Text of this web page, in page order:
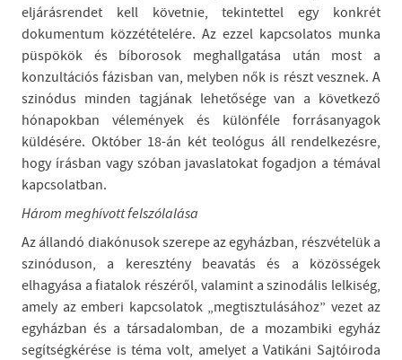
eljárásrendet kell követnie, tekintettel egy konkrét
dokumentum közzétételére. Az ezzel kapcsolatos munka
püspökök és bíborosok meghallgatása után most a
konzultációs fázisban van, melyben nők is részt vesznek. A
szinódus minden tagjának lehetősége van a következő
hónapokban vélemények és különféle forrásanyagok
küldésére. Október 18-án két teológus áll rendelkezésre,
hogy írásban vagy szóban javaslatokat fogadjon a témával
kapcsolatban.
Három meghívott felszólalása
Az állandó diakónusok szerepe az egyházban, részvételük a
szinóduson, a keresztény beavatás és a közösségek
elhagyása a fiatalok részéről, valamint a szinodális lelkiség,
amely az emberi kapcsolatok „megtisztulásához” vezet az
egyházban és a társadalomban, de a mozambiki egyház
segítségkérése is téma volt, amelyet a Vatikáni Sajtóiroda